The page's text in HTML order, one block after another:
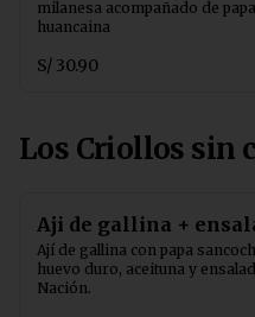
milanesa acompañado de
huancaina
S/ 30.90
Los Criollos sin
Aji de gallina +
Ají de gallina con papa
huevo duro, aceituna y
Nación.